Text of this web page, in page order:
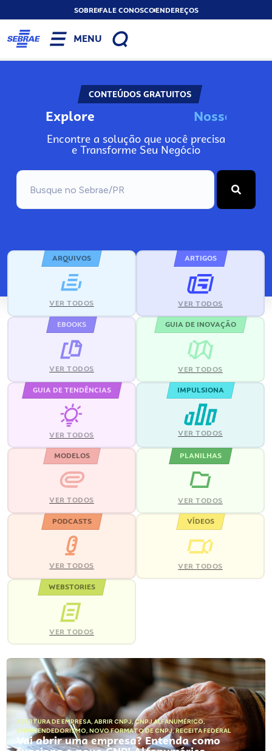
SOBREFALE CONOSCOENDEREÇOS
MENU
CONTEÚDOS GRATUITOS
Explore Nosso
Encontre a solução que você precisa
e Transforme Seu Negócio
ARQUIVOS
VER TODOS
ARTIGOS
VER TODOS
EBOOKS
VER TODOS
GUIA DE INOVAÇÃO
VER TODOS
GUIA DE TENDÊNCIAS
VER TODOS
IMPULSIONA
VER TODOS
MODELOS
VER TODOS
PLANILHAS
VER TODOS
PODCASTS
VER TODOS
VÍDEOS
VER TODOS
WEBSTORIES
VER TODOS
ABERTURA DE EMPRESA, ABRIR CNPJ,CNPJ ALFANUMÉRICO,
EMPREENDEDORISMO, NOVO FORMATO DE CNPJ,RECEITA FEDERAL
Vai abrir uma empresa? Entenda como